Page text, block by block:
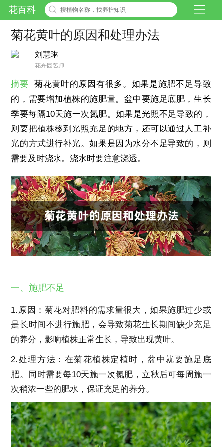
花百科
菊花黄叶的原因和处理办法
刘慧琳
花卉园艺师
摘要
菊花黄叶的原因有很多。如果是施肥不足导致
的，需要增加植株的施肥量。盆中要施足底肥，生长
季要每隔10天施一次氮肥。如果是光照不足导致的，
则要把植株移到光照充足的地方，还可以通过人工补
光的方式进行补光。如果是因为水分不足导致的，则
需要及时浇水。浇水时要注意浇透。
一、施肥不足
1.原因：菊花对肥料的需求量很大，如果施肥过少或
是长时间不进行施肥，会导致菊花生长期间缺少充足
的养分，影响植株正常生长，导致出现黄叶。
2.处理方法：在菊花植株定植时，盆中就要施足底
肥。同时需要每10天施一次氮肥，立秋后可每周施一
次稍浓一些的肥水，保证充足的养分。